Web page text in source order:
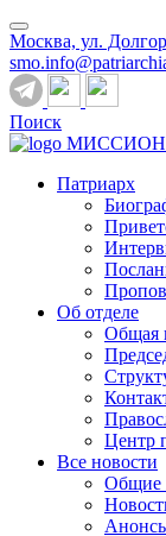
Москва, ул.
Поиск
Патриарх
Об отделе
Общая
Центр
Все новости
Общие